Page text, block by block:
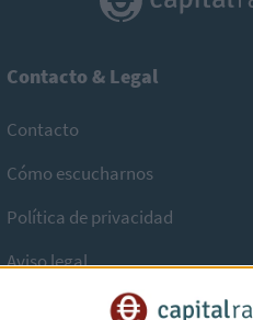
Contacto & Legal
Contacto
Cómo escucharnos
Política de privacidad
Aviso legal